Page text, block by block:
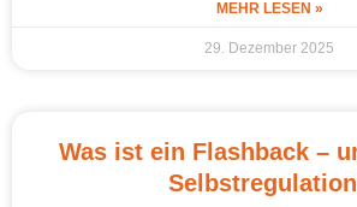
MEHR LESEN »
29. Dezember 2025
Was ist ein Flashback –